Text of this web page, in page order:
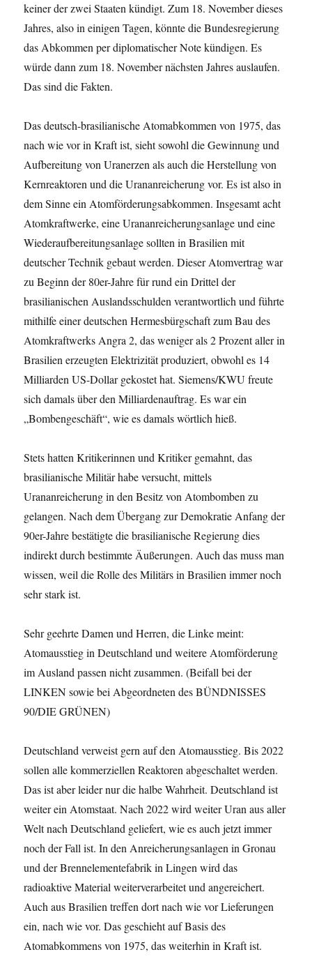
keiner der zwei Staaten kündigt. Zum 18. November dieses
Jahres, also in einigen Tagen, könnte die Bundesregierung
das Abkommen per diplomatischer Note kündigen. Es
würde dann zum 18. November nächsten Jahres auslaufen.
Das sind die Fakten.
Das deutsch-brasilianische Atomabkommen von 1975, das
nach wie vor in Kraft ist, sieht sowohl die Gewinnung und
Aufbereitung von Uranerzen als auch die Herstellung von
Kernreaktoren und die Urananreicherung vor. Es ist also in
dem Sinne ein Atomförderungsabkommen. Insgesamt acht
Atomkraftwerke, eine Urananreicherungsanlage und eine
Wiederaufbereitungsanlage sollten in Brasilien mit
deutscher Technik gebaut werden. Dieser Atomvertrag war
zu Beginn der 80er-Jahre für rund ein Drittel der
brasilianischen Auslandsschulden verantwortlich und führte
mithilfe einer deutschen Hermesbürgschaft zum Bau des
Atomkraftwerks Angra 2, das weniger als 2 Prozent aller in
Brasilien erzeugten Elektrizität produziert, obwohl es 14
Milliarden US-Dollar gekostet hat. Siemens/KWU freute
sich damals über den Milliardenauftrag. Es war ein
„Bombengeschäft“, wie es damals wörtlich hieß.
Stets hatten Kritikerinnen und Kritiker gemahnt, das
brasilianische Militär habe versucht, mittels
Urananreicherung in den Besitz von Atombomben zu
gelangen. Nach dem Übergang zur Demokratie Anfang der
90er-Jahre bestätigte die brasilianische Regierung dies
indirekt durch bestimmte Äußerungen. Auch das muss man
wissen, weil die Rolle des Militärs in Brasilien immer noch
sehr stark ist.
Sehr geehrte Damen und Herren, die Linke meint:
Atomausstieg in Deutschland und weitere Atomförderung
im Ausland passen nicht zusammen. (Beifall bei der
LINKEN sowie bei Abgeordneten des BÜNDNISSES
90/DIE GRÜNEN)
Deutschland verweist gern auf den Atomausstieg. Bis 2022
sollen alle kommerziellen Reaktoren abgeschaltet werden.
Das ist aber leider nur die halbe Wahrheit. Deutschland ist
weiter ein Atomstaat. Nach 2022 wird weiter Uran aus aller
Welt nach Deutschland geliefert, wie es auch jetzt immer
noch der Fall ist. In den Anreicherungsanlagen in Gronau
und der Brennelementefabrik in Lingen wird das
radioaktive Material weiterverarbeitet und angereichert.
Auch aus Brasilien treffen dort nach wie vor Lieferungen
ein, nach wie vor. Das geschieht auf Basis des
Atomabkommens von 1975, das weiterhin in Kraft ist.